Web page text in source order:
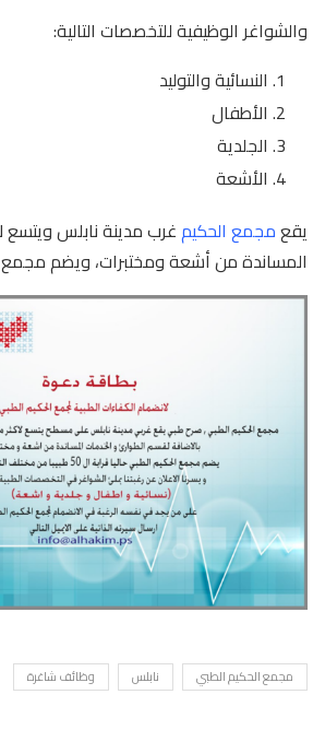
والشواغر الوظيفية للتخصصات التالية:
النسائية والتوليد
الأطفال
الجلدية
الأشعة
يقعمجمع الحكيم
المساندة من أشعة ومختبرات، ويضم مجمع الحكيم ما يقارب 50
مجمع الحكيم الطبي نابلس وظائف شاغرة